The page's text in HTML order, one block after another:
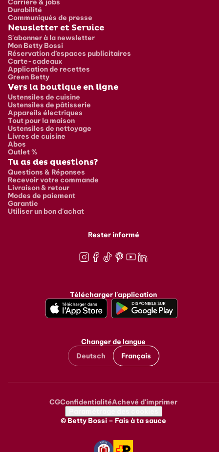
Durabilité
Communiqués de presse
Newsletter et Service
S'abonner à la newsletter
Mon Betty Bossi
Réservation d’espaces publicitaires
Carte-cadeaux
Application de recettes
Green Betty
Vers la boutique en ligne
Ustensiles de cuisine
Ustensiles de pâtisserie
Appareils électriques
Tout pour la maison
Ustensiles de nettoyage
Livres de cuisine
Abos
Outlet %
Tu as des questions?
Questions & Réponses
Recevoir votre commande
Livraison & retour
Modes de paiement
Garantie
Utiliser un bon d'achat
Rester informé
Télécharger l'application
Changer de langue
Deutsch
Français
Metanavigation
CGConfidentialitéAchevé d'imprimer
© Betty Bossi – Fais à ta sauce